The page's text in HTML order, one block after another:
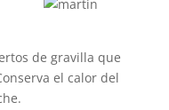
de gravilla que
el calor del